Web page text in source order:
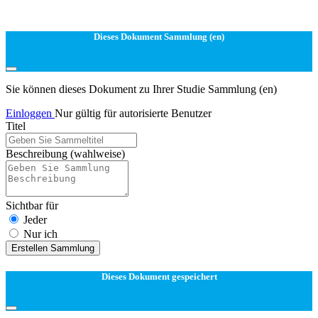
Dieses Dokument Sammlung (en)
Sie können dieses Dokument zu Ihrer Studie Sammlung (en)
Einloggen Nur gültig für autorisierte Benutzer
Titel
Beschreibung (wahlweise)
Sichtbar für
Jeder
Nur ich
Erstellen Sammlung
Dieses Dokument gespeichert